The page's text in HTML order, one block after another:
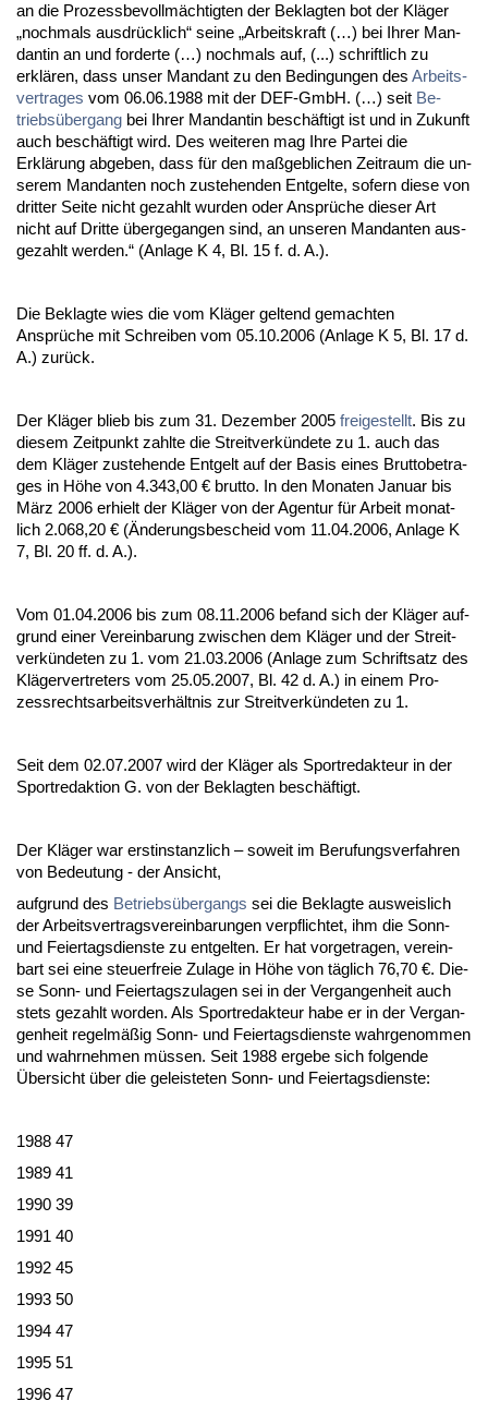
an die Pro­zess­be­vollmäch­tig­ten der Be­klag­ten bot der Kläger
„noch­mals aus­drück­lich“ sei­ne „Ar­beits­kraft (…) bei Ih­rer Man­
dan­tin an und for­der­te (…) noch­mals auf, (...) schrift­lich zu
erklären, dass un­ser Man­dant zu den Be­din­gun­gen des Ar­beits­
ver­tra­ges vom 06.06.1988 mit der DEF-GmbH. (…) seit Be­
triebsüber­gang bei Ih­rer Man­dan­tin beschäftigt ist und in Zu­kunft
auch beschäftigt wird. Des wei­te­ren mag Ih­re Par­tei die
Erklärung ab­ge­ben, dass für den maßgeb­li­chen Zeit­raum die un­
se­rem Man­dan­ten noch zu­ste­hen­den Ent­gel­te, so­fern die­se von
drit­ter Sei­te nicht ge­zahlt wur­den oder Ansprüche die­ser Art
nicht auf Drit­te über­ge­gan­gen sind, an un­se­ren Man­dan­ten aus­
ge­zahlt wer­den.“ (An­la­ge K 4, Bl. 15 f. d. A.).
Die Be­klag­te wies die vom Kläger gel­tend ge­mach­ten
Ansprüche mit Schrei­ben vom 05.10.2006 (An­la­ge K 5, Bl. 17 d.
A.) zurück.
Der Kläger blieb bis zum 31. De­zem­ber 2005 frei­ge­stellt. Bis zu
die­sem Zeit­punkt zahl­te die Streit­verkünde­te zu 1. auch das
dem Kläger zu­ste­hen­de Ent­gelt auf der Ba­sis ei­nes Brut­to­be­tra­
ges in Höhe von 4.343,00 € brut­to. In den Mo­na­ten Ja­nu­ar bis
März 2006 er­hielt der Kläger von der Agen­tur für Ar­beit mo­nat­
lich 2.068,20 € (Ände­rungs­be­scheid vom 11.04.2006, An­la­ge K
7, Bl. 20 ff. d. A.).
Vom 01.04.2006 bis zum 08.11.2006 be­fand sich der Kläger auf­
grund ei­ner Ver­ein­ba­rung zwi­schen dem Kläger und der Streit­
verkünde­ten zu 1. vom 21.03.2006 (An­la­ge zum Schrift­satz des
Kläger­ver­tre­ters vom 25.05.2007, Bl. 42 d. A.) in ei­nem Pro­
zess­rechts­ar­beits­verhält­nis zur Streit­verkünde­ten zu 1.
Seit dem 02.07.2007 wird der Kläger als Sport­re­dak­teur in der
Sport­re­dak­ti­on G. von der Be­klag­ten beschäftigt.
Der Kläger war erst­in­stanz­lich – so­weit im Be­ru­fungs­ver­fah­ren
von Be­deu­tung - der An­sicht,
auf­grund des Be­triebsüber­gangs sei die Be­klag­te aus­weis­lich
der Ar­beits­ver­trags­ver­ein­ba­run­gen ver­pflich­tet, ihm die Sonn-
und Fei­er­tags­diens­te zu ent­gel­ten. Er hat vor­ge­tra­gen, ver­ein­
bart sei ei­ne steu­er­freie Zu­la­ge in Höhe von täglich 76,70 €. Die­
se Sonn- und Fei­er­tags­zu­la­gen sei in der Ver­gan­gen­heit auch
stets ge­zahlt wor­den. Als Sport­re­dak­teur ha­be er in der Ver­gan­
gen­heit re­gelmäßig Sonn- und Fei­er­tags­diens­te wahr­ge­nom­men
und wahr­neh­men müssen. Seit 1988 er­ge­be sich fol­gen­de
Über­sicht über die ge­leis­te­ten Sonn- und Fei­er­tags­diens­te:
1988 47
1989 41
1990 39
1991 40
1992 45
1993 50
1994 47
1995 51
1996 47